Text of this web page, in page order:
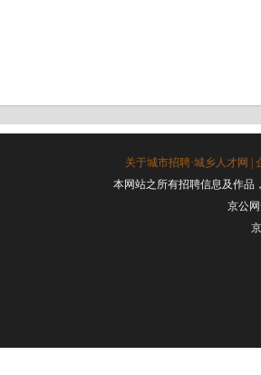
关于城市招聘·城乡人才网
本网站之所有招聘信息及作品
京公网